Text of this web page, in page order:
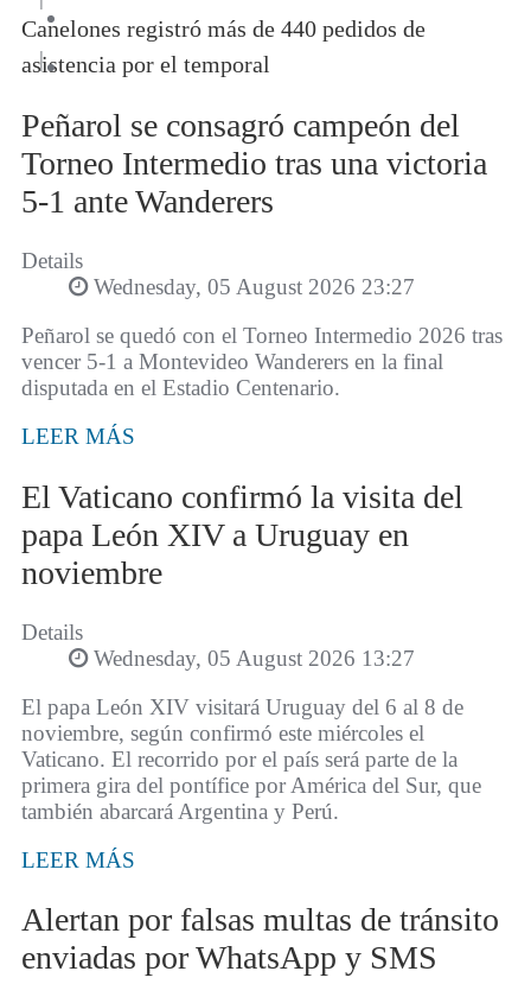
Canelones registró más de 440 pedidos de
asistencia por el temporal
|
Peñarol se consagró campeón del
Torneo Intermedio tras una victoria
5-1 ante Wanderers
Details
Wednesday, 05 August 2026 23:27
Peñarol se quedó con el Torneo Intermedio 2026 tras
vencer 5-1 a Montevideo Wanderers en la final
disputada en el Estadio Centenario.
LEER MÁS
El Vaticano confirmó la visita del
papa León XIV a Uruguay en
noviembre
Details
Wednesday, 05 August 2026 13:27
El papa León XIV visitará Uruguay del 6 al 8 de
noviembre, según confirmó este miércoles el
Vaticano. El recorrido por el país será parte de la
primera gira del pontífice por América del Sur, que
también abarcará Argentina y Perú.
LEER MÁS
Alertan por falsas multas de tránsito
enviadas por WhatsApp y SMS